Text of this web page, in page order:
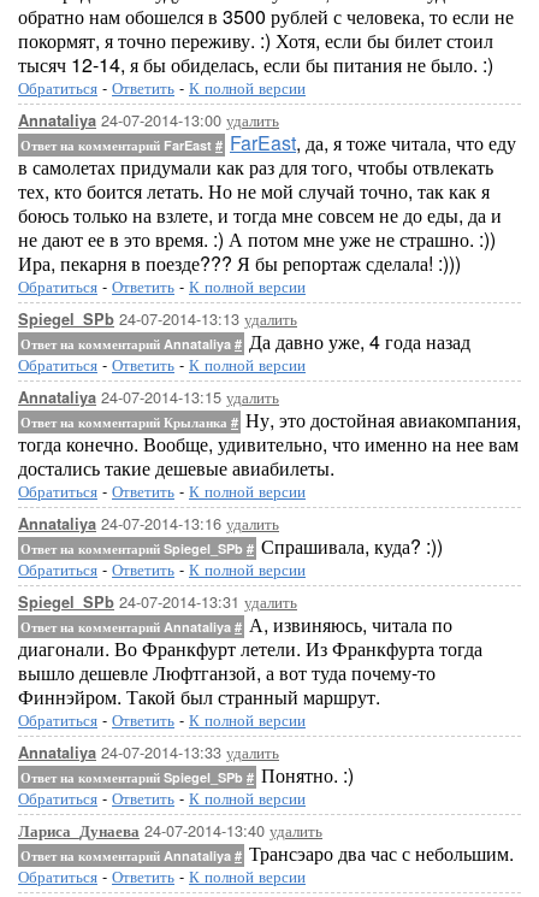
обратно нам обошелся в 3500 рублей с человека, то если не
покормят, я точно переживу. :) Хотя, если бы билет стоил
тысяч 12-14, я бы обиделась, если бы питания не было. :)
Обратиться - Ответить - К полной версии
Annataliya 24-07-2014-13:00 удалить
Ответ на комментарий FarEast # FarEast, да, я тоже читала, что еду
в самолетах придумали как раз для того, чтобы отвлекать
тех, кто боится летать. Но не мой случай точно, так как я
боюсь только на взлете, и тогда мне совсем не до еды, да и
не дают ее в это время. :) А потом мне уже не страшно. :))
Ира, пекарня в поезде??? Я бы репортаж сделала! :)))
Обратиться - Ответить - К полной версии
Spiegel_SPb 24-07-2014-13:13 удалить
Ответ на комментарий Annataliya # Да давно уже, 4 года назад
Обратиться - Ответить - К полной версии
Annataliya 24-07-2014-13:15 удалить
Ответ на комментарий Крыланка # Ну, это достойная авиакомпания,
тогда конечно. Вообще, удивительно, что именно на нее вам
достались такие дешевые авиабилеты.
Обратиться - Ответить - К полной версии
Annataliya 24-07-2014-13:16 удалить
Ответ на комментарий Spiegel_SPb # Спрашивала, куда? :))
Обратиться - Ответить - К полной версии
Spiegel_SPb 24-07-2014-13:31 удалить
Ответ на комментарий Annataliya # А, извиняюсь, читала по
диагонали. Во Франкфурт летели. Из Франкфурта тогда
вышло дешевле Люфтганзой, а вот туда почему-то
Финнэйром. Такой был странный маршрут.
Обратиться - Ответить - К полной версии
Annataliya 24-07-2014-13:33 удалить
Ответ на комментарий Spiegel_SPb # Понятно. :)
Обратиться - Ответить - К полной версии
Лариса_Дунаева 24-07-2014-13:40 удалить
Ответ на комментарий Annataliya # Трансэаро два час с небольшим.
Обратиться - Ответить - К полной версии